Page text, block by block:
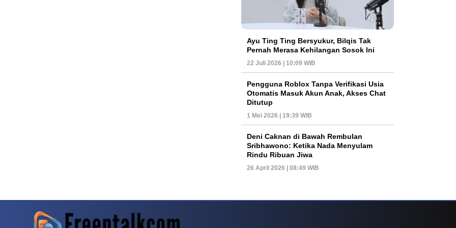
Ayu Ting Ting Bersyukur, Bilqis Tak
Pernah Merasa Kehilangan Sosok Ini
22 Juli 2026 | 10:09 WIB
Pengguna Roblox Tanpa Verifikasi Usia
Otomatis Masuk Akun Anak, Akses Chat
Ditutup
1 Mei 2026 | 19:39 WIB
Deni Caknan di Bawah Rembulan
Sribhawono: Ketika Nada Menyulam
Rindu Ribuan Jiwa
26 April 2026 | 08:49 WIB